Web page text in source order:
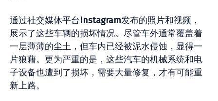
通过社交媒体平台Instagram发布的照片和视频，
展示了这些车辆的损坏情况。尽管车外通常覆盖着
一层薄薄的尘土，但车内已经被泥水侵蚀，显得一
片狼藉。更为严重的是，这些汽车的机械系统和电
子设备也遭到了损坏，需要大量修复，才有可能重
新上路。